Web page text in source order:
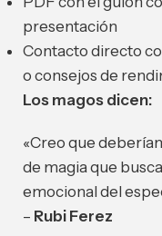
presentación
Contacto directo
o consejos de
Los magos dicen:
«Creo que
de magia que
emocional del
– Rubi Ferez